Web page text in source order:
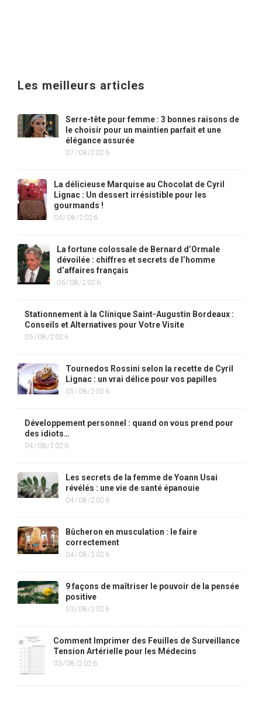
Les meilleurs articles
Serre-tête pour femme : 3 bonnes raisons de
le choisir pour un maintien parfait et une
élégance assurée
07/08/2026
La délicieuse Marquise au Chocolat de Cyril
Lignac : Un dessert irrésistible pour les
gourmands !
06/08/2026
La fortune colossale de Bernard d’Ormale
dévoilée : chiffres et secrets de l’homme
d’affaires français
06/08/2026
Stationnement à la Clinique Saint-Augustin Bordeaux :
Conseils et Alternatives pour Votre Visite
05/08/2026
Tournedos Rossini selon la recette de Cyril
Lignac : un vrai délice pour vos papilles
05/08/2026
Développement personnel : quand on vous prend pour
des idiots…
04/08/2026
Les secrets de la femme de Yoann Usai
révélés : une vie de santé épanouie
04/08/2026
Bûcheron en musculation : le faire
correctement
04/08/2026
9 façons de maîtriser le pouvoir de la pensée
positive
03/08/2026
Comment Imprimer des Feuilles de Surveillance
Tension Artérielle pour les Médecins
03/08/2026